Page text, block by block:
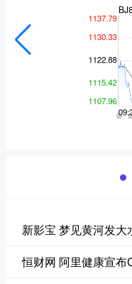
新影宝 梦见黄河发大
恒财网 阿里健康宣布